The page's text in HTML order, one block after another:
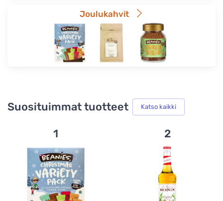
Joulukahvit
Suosituimmat tuotteet Katso kaikki
1 2